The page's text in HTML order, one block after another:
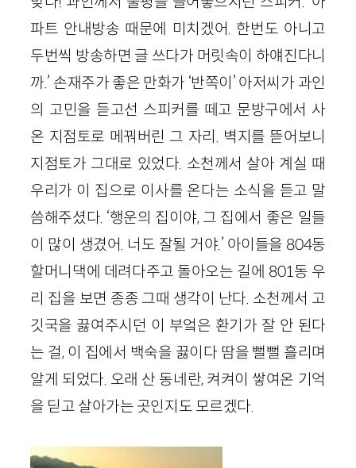
파트 안내방송 때문에 미치겠어. 한번도 아니고
두번씩 방송하면 글 쓰다가 머릿속이 하얘진다니
까.’ 손재주가 좋은 만화가 ‘반쪽이’ 아저씨가 과인
의 고민을 듣고선 스피커를 떼고 문방구에서 사
온 지점토로 메꿔버린 그 자리. 벽지를 뜯어보니
지점토가 그대로 있었다. 소천께서 살아 계실 때
우리가 이 집으로 이사를 온다는 소식을 듣고 말
씀해주셨다. ‘행운의 집이야, 그 집에서 좋은 일들
이 많이 생겼어. 너도 잘될 거야.’ 아이들을 804동
할머니댁에 데려다주고 돌아오는 길에 801동 우
리 집을 보면 종종 그때 생각이 난다. 소천께서 고
깃국을 끓여주시던 이 부엌은 환기가 잘 안 된다
는 걸, 이 집에서 백숙을 끓이다 땀을 뻘뻘 흘리며
알게 되었다. 오래 산 동네란, 켜켜이 쌓여온 기억
을 딛고 살아가는 곳인지도 모르겠다.